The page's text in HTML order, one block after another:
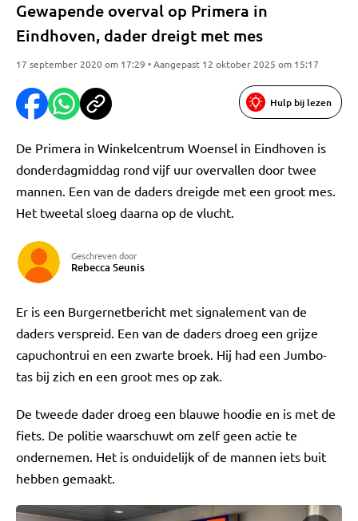
Gewapende overval op Primera in
Eindhoven, dader dreigt met mes
17 september 2020 om 17:29 • Aangepast 12 oktober 2025 om 15:17
Hulp bij lezen
De Primera in Winkelcentrum Woensel in Eindhoven is
donderdagmiddag rond vijf uur overvallen door twee
mannen. Een van de daders dreigde met een groot mes.
Het tweetal sloeg daarna op de vlucht.
Geschreven door
Rebecca Seunis
Er is een Burgernetbericht met signalement van de
daders verspreid. Een van de daders droeg een grijze
capuchontrui en een zwarte broek. Hij had een Jumbo-
tas bij zich en een groot mes op zak.
De tweede dader droeg een blauwe hoodie en is met de
fiets. De politie waarschuwt om zelf geen actie te
ondernemen. Het is onduidelijk of de mannen iets buit
hebben gemaakt.